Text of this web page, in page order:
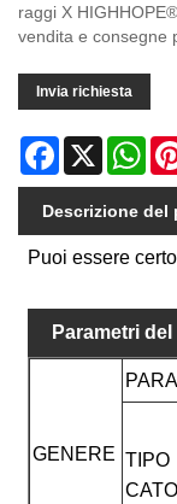
raggi X
vendita e consegne
Invia richiesta
Facebook
X
Descrizione del
Puoi essere
Parametri
GENERE TIPO